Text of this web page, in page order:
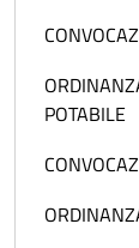
POTABILE